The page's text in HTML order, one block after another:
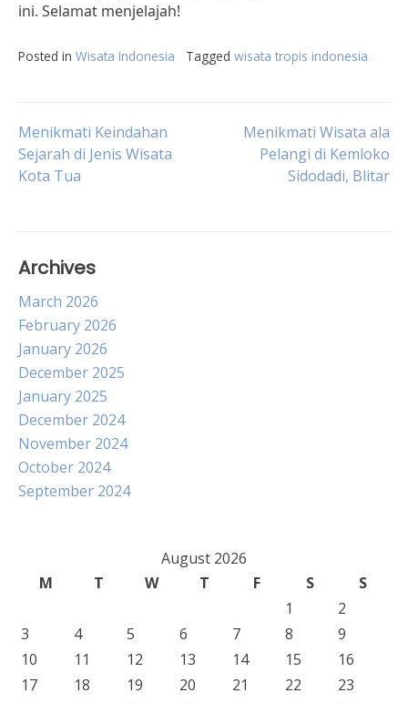
ini. Selamat menjelajah!
Posted in Wisata Indonesia Tagged wisata tropis indonesia
Post
navigation
Menikmati Keindahan
Sejarah di Jenis Wisata
Kota Tua
Menikmati Wisata ala
Pelangi di Kemloko
Sidodadi, Blitar
Archives
March 2026
February 2026
January 2026
December 2025
January 2025
December 2024
November 2024
October 2024
September 2024
August 2026
M
T W T F S
S
1
2
3
4 5 6 7 8
9
10
11 12 13 14 15
16
17
18 19 20 21 22
23